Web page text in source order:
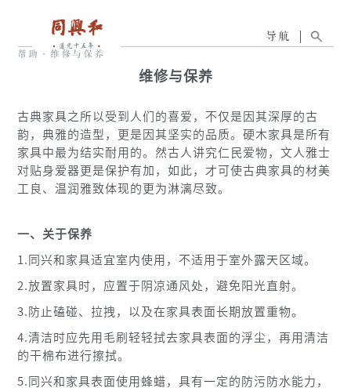
导航
帮助 · 维修与保养
维修与保养
古典家具之所以受到人们的喜爱，不仅是因其深厚的古
韵，典雅的造型，更是因其坚实的品质。硬木家具是所有
家具中最为结实耐用的。然古人讲究仁民爱物，文人雅士
对贴身爱器更是保护有加，如此，才可使古典家具的材美
工良、温润雅致体现的更为淋漓尽致。
一、关于保养
1.同兴和家具适宜室内使用，不适用于室外露天区域。
2.放置家具时，应置于阴凉通风处，避免阳光直射。
3.防止磕碰、拉拽，以及在家具表面长期放置重物。
4.清洁时应先用毛刷轻轻拭去家具表面的浮尘，再用清洁
的干棉布进行擦拭。
5.同兴和家具表面使用蜂蜡，具有一定的防污防水能力，